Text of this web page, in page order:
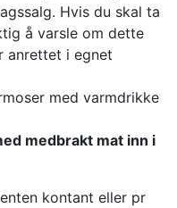
Hvis du skal ta
å varsle om dette
anrettet i egnet
med varmdrikke
medbrakt mat inn i
kontant eller pr